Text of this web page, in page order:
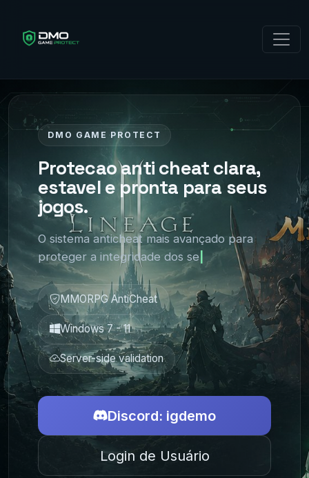
DMO GAME PROTECT
Protecao anti cheat clara,
estavel e pronta para seus
jogos.
O sistema anticheat mais avançado para
proteger a integridade dos seus jogos
MMORPG AntiCheat
Windows 7 - 11
Server-side validation
Discord: igdemo
Login de Usuário